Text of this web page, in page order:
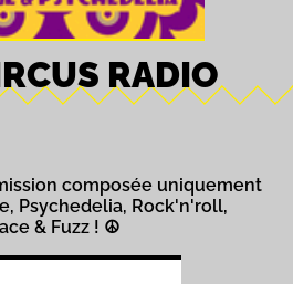
RADIO
composée uniquement
Psychedelia, Rock'n'roll,
& Fuzz ! ☮